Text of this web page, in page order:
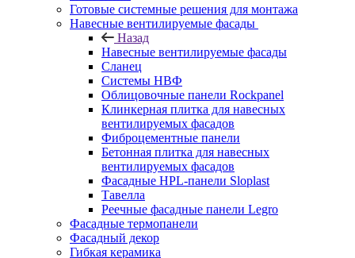
Готовые системные решения для монтажа
Навесные вентилируемые фасады
Назад
Навесные вентилируемые фасады
Сланец
Системы НВФ
Облицовочные панели Rockpanel
Клинкерная плитка для навесных
вентилируемых фасадов
Фиброцементные панели
Бетонная плитка для навесных
вентилируемых фасадов
Фасадные HPL-панели Sloplast
Тавелла
Реечные фасадные панели Legro
Фасадные термопанели
Фасадный декор
Гибкая керамика